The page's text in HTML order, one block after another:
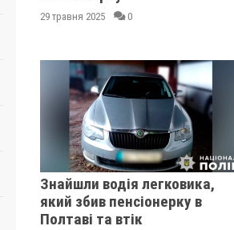
29 травня 2025 0
Знайшли водія легковика,
який збив пенсіонерку в
Полтаві та втік